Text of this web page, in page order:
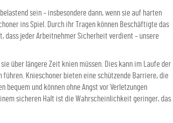
sein – insbesondere dann, wenn sie auf harten
ins Spiel. Durch ihr Tragen können Beschäftigte das
dass jeder Arbeitnehmer Sicherheit verdient – unsere
über längere Zeit knien müssen. Dies kann im Laufe der
führen. Knieschoner bieten eine schützende Barriere, die
und können ohne Angst vor Verletzungen
sicheren Halt ist die Wahrscheinlichkeit geringer, das